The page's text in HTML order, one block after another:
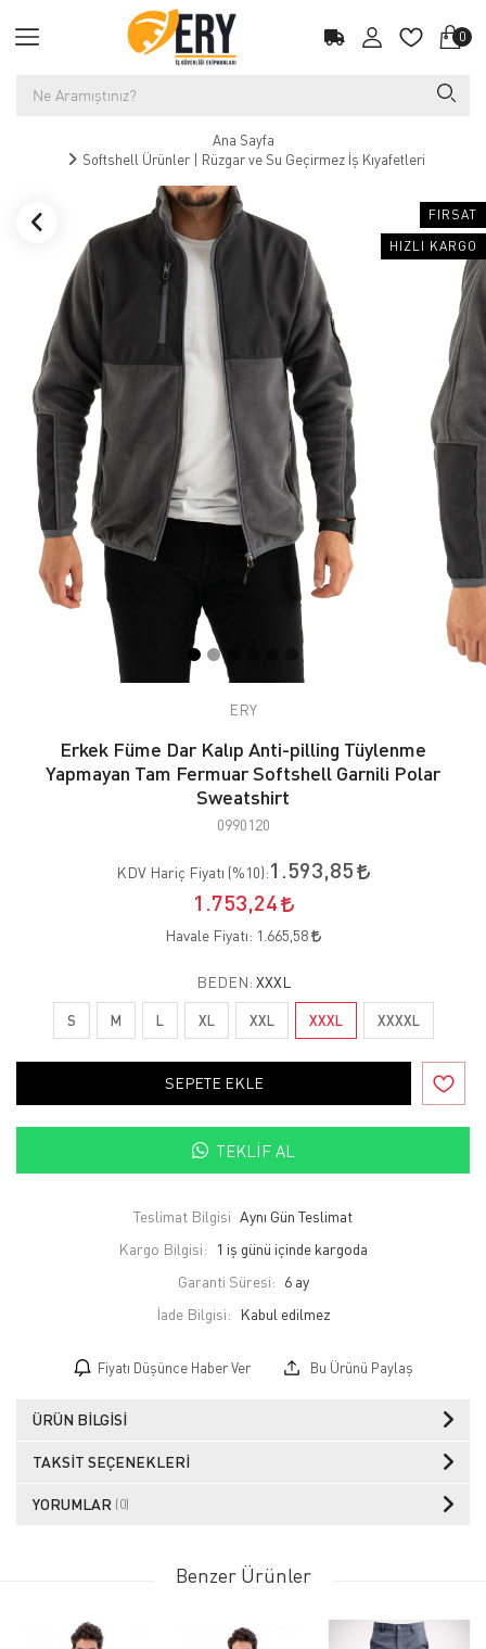
0
Ana Sayfa
Softshell Ürünler | Rüzgar ve Su Geçirmez İş Kıyafetleri
FIRSAT
HIZLI KARGO
ERY
Erkek Füme Dar Kalıp Anti-pilling Tüylenme
Yapmayan Tam Fermuar Softshell Garnili Polar
Sweatshirt
0990120
KDV Hariç Fiyatı (%10):1.593,85
1.753,24
Havale Fiyatı: 1.665,58
BEDEN: XXXL
S M L XL XXL XXXL XXXXL
SEPETE EKLE
TEKLIF AL
Teslimat Bilgisi Aynı Gün Teslimat
Kargo Bilgisi:
1 iş günü içinde kargoda
Garanti Süresi: 6 ay
İade Bilgisi:
Fiyatı Düşünce Haber Ver Bu Ürünü Paylaş
ÜRÜN BILGISI
TAKSIT SEÇENEKLERI
YORUMLAR (0)
Benzer Ürünler